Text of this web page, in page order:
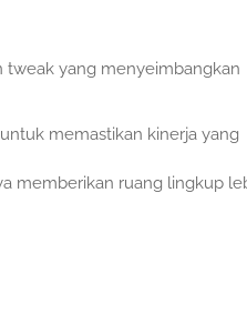
tweak yang menyeimbangkan
memastikan kinerja yang
memberikan ruang lingkup